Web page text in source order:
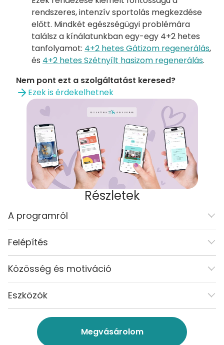
rendszeres, intenzív sportolás megkezdése
előtt. Mindkét egészségügyi problémára
találsz a kínálatunkban egy-egy 4+2 hetes
tanfolyamot: 4+2 hetes Gátizom regenerálás,
és 4+2 hetes Szétnyílt hasizom regenerálás.
Nem pont ezt a szolgáltatást keresed?
Ezek is érdekelhetnek
Részletek
A programról
Felépítés
Közösség és motiváció
Eszközök
Megvásárolom